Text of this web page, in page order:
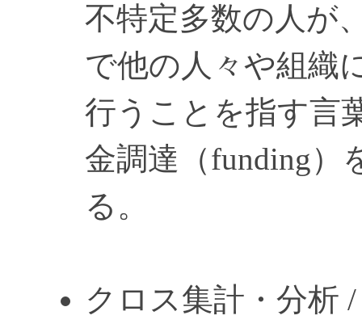
不特定多数の人が
で他の人々や組織
行うことを指す言
金調達（funding）
る。
クロス集計・分析 /